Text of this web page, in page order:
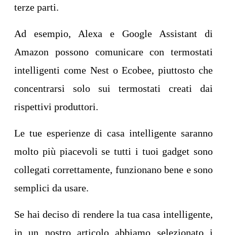
terze parti.
Ad esempio, Alexa e Google Assistant di
Amazon possono comunicare con termostati
intelligenti come Nest o Ecobee, piuttosto che
concentrarsi solo sui termostati creati dai
rispettivi produttori.
Le tue esperienze di casa intelligente saranno
molto più piacevoli se tutti i tuoi gadget sono
collegati correttamente, funzionano bene e sono
semplici da usare.
Se hai deciso di rendere la tua casa intelligente,
in un nostro articolo abbiamo selezionato i